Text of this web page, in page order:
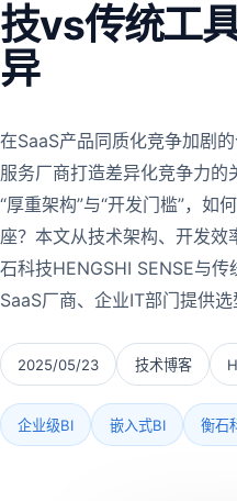
技vs传统工
异
在SaaS产品同质化竞争加剧
服务厂商打造差异化竞争力的
“厚重架构”与“开发门槛”，如
座？本文从技术架构、开发
石科技HENGSHI SENSE与
SaaS厂商、企业IT部门提供选
2025/05/23 技术博客
企业级BI 嵌入式BI 衡石